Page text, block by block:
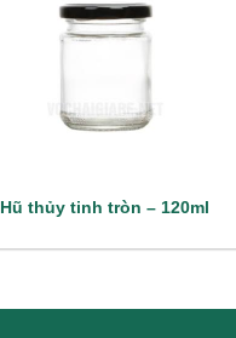
Hũ thủy tinh tròn – 120ml